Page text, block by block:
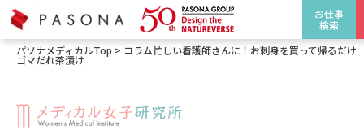
お仕事
検索
パソナメディカルTop > コラム忙しい看護師さんに！お刺身を買って帰るだけ
ゴマだれ茶漬け